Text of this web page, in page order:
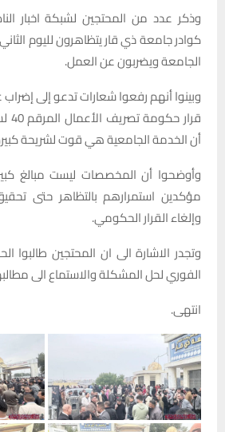
وذكر عدد من المحتجين لشبكة اخبار
كوادر جامعة ذي قار يتظاهرون لليوم
الجامعة ويضربون عن العمل.
وبينوا أنهم رفعوا شعارات تدعو إلى
أن الخدمة الجامعية هي قوت لشريحة
وأوضحوا أن المخصصات ليست مبالغ
مؤكدين استمرارهم بالتظاهر حتى
وإلغاء القرار الحكومي.
وتجدر الاشارة الى ان المحتجين طالبوا
الفوري لحل المشكلة والاستماع الى
انتهى.